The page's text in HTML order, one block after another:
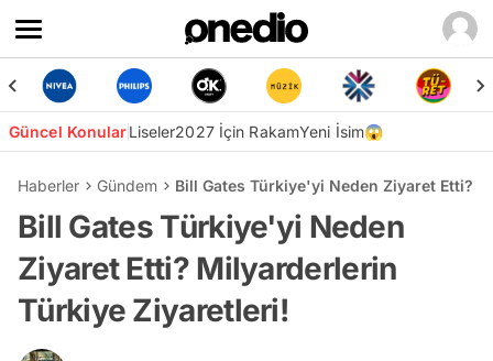
Güncel KonularLiseler2027 İçin RakamYeni İsim😱
Haberler Gündem Bill Gates Türkiye'yi Neden Ziyaret Etti?
Bill Gates Türkiye'yi Neden
Ziyaret Etti? Milyarderlerin
Türkiye Ziyaretleri!